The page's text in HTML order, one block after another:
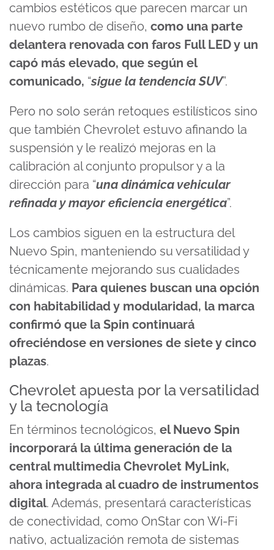
cambios estéticos que parecen marcar un
nuevo rumbo de diseño, como una parte
delantera renovada con faros Full LED y un
capó más elevado, que según el
comunicado, “sigue la tendencia SUV”.
Pero no solo serán retoques estilísticos sino
que también Chevrolet estuvo afinando la
suspensión y le realizó mejoras en la
calibración al conjunto propulsor y a la
dirección para “una dinámica vehicular
refinada y mayor eficiencia energética”.
Los cambios siguen en la estructura del
Nuevo Spin, manteniendo su versatilidad y
técnicamente mejorando sus cualidades
dinámicas. Para quienes buscan una opción
con habitabilidad y modularidad, la marca
confirmó que la Spin continuará
ofreciéndose en versiones de siete y cinco
plazas.
Chevrolet apuesta por la versatilidad
y la tecnología
En términos tecnológicos, el Nuevo Spin
incorporará la última generación de la
central multimedia Chevrolet MyLink,
ahora integrada al cuadro de instrumentos
digital. Además, presentará características
de conectividad, como OnStar con Wi-Fi
nativo, actualización remota de sistemas